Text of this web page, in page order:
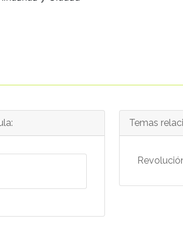
Temas